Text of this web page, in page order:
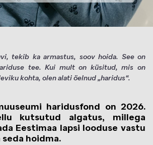
tekib ka armastus, soov hoida. See on
tee. Kui mult on küsitud, mis on
kohta, olen alati öelnud „haridus“.
haridusfond on 2026.
kutsutud algatus, millega
Eestimaa lapsi looduse vastu
hoidma.